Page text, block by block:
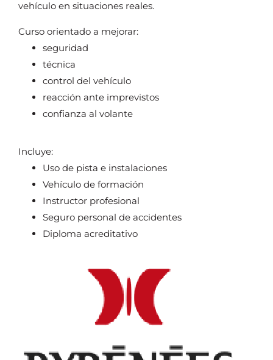
vehículo en situaciones reales.
Curso orientado a mejorar:
seguridad
técnica
control del vehículo
reacción ante imprevistos
confianza al volante
Incluye:
Uso de pista e instalaciones
Vehículo de formación
Instructor profesional
Seguro personal de accidentes
Diploma acreditativo